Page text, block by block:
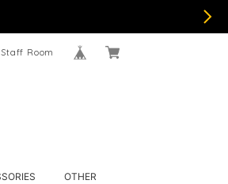
Staff Room
OTHER